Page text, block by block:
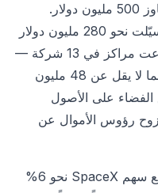
19.2%، رافعاً حصة Ark إلى ما يتجاوز 500 مليون دولار.
ولتمويل الصفقة، كانت الشركة قد سيّلت نحو 280 مليون دولار
من حيازاتها في الأسبوع السابق، وباعت مراكز في 13 شركة —
من بينها AMD وRoku وBaidu — بما لا يقل عن 48 مليون
على الأصول
رؤوس الأموال عن
وامتد الصعود إلى يوم الاثنين، إذ ارتفع سهم SpaceX نحو 6%